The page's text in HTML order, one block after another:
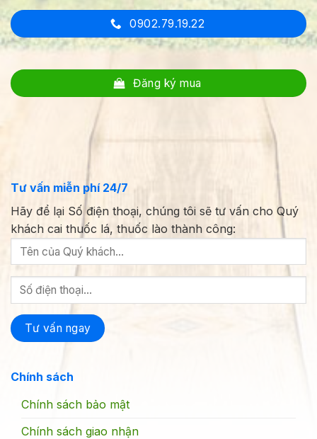
0902.79.19.22
Đăng ký mua
Tư vấn miễn phí 24/7
Hãy để lại Số điện thoại, chúng tôi sẽ tư vấn cho Quý
khách cai thuốc lá, thuốc lào thành công:
Chính sách
Chính sách bảo mật
Chính sách giao nhận